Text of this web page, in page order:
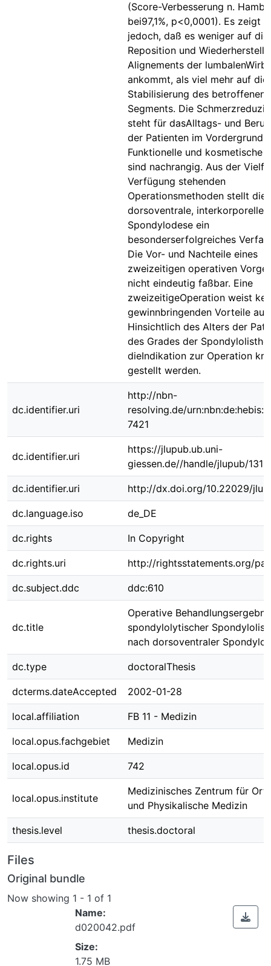
(Score-Verbesserung n.
bei97,1%, p<0,0001). Es zeigt
jedoch, daß es weniger auf die
Reposition und
Alignements der
ankommt, als viel mehr auf die
Stabilisierung des betroffenen
Segments. Die
steht für dasAlltags- und
der Patienten im Vordergrund.
Funktionelle und kosmetische
sind nachrangig. Aus der
Verfügung stehenden
Operationsmethoden stellt die
dorsoventrale, interkorporelle
Spondylodese ein
besonderserfolgreiches
Die Vor- und Nachteile eines
zweizeitigen operativen
nicht eindeutig faßbar. Eine
zweizeitigeOperation weist
gewinnbringenden Vorteile auf.
Hinsichtlich des Alters der
des Grades der
dieIndikation zur Operation
gestellt werden.
dc.identifier.uri
http://nbn-
resolving.de/
7421
dc.identifier.uri
https://jlupub.ub.uni-
giessen.de//handle/jlupub/
dc.identifier.uri http://dx.doi.org/10.22029/
dc.language.iso de_DE
dc.rights In Copyright
dc.rights.uri http://rightsstatements.org/
dc.subject.ddc ddc:610
dc.title
Operative
spondylolytischer
nach dorsoventraler
dc.type doctoralThesis
dcterms.dateAccepted 2002-01-28
local.affiliation FB 11 - Medizin
local.opus.fachgebiet Medizin
local.opus.id 742
local.opus.institute
Medizinisches Zentrum für
und Physikalische Medizin
thesis.level thesis.doctoral
Files
Original bundle
Now showing 1 - 1 of 1
Name:
d020042.pdf
Size:
1.75 MB